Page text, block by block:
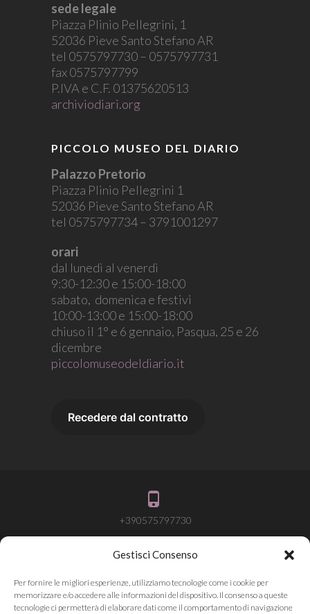
Gestisci Consenso
Per fornire le migliori esperienze, utilizziamo tecnologie come i cookie per
memorizzare e/o accedere alle informazioni del dispositivo. Il consenso a queste
tecnologie ci permetterà di elaborare dati come il comportamento di navigazione
sede legale
Piazza Plinio Pellegrini, 1
52036 Pieve Santo Stefano AR
tel 0575797730 – 0575797731
fax 0575797799
P.IVA e C.F. 01375620513
archiviodiari.org
PICCOLO MUSEO DEL DIARIO
Palazzo Pretorio
Piazza Plinio Pellegrini 1
52036 Pieve Santo Stefano AR
tel 0575797734 – 3791001297
orari
dal lunedì al venerdì
9:30-12:30 e 15:00-18:00
sabato, domenica e festivi
10:00-13:00 e 15:00-18:00
chiuso il 1° e 6 gennaio, Pasqua, 25 e 26
dicembre
piccolomuseodeldiario.it
+390575797730